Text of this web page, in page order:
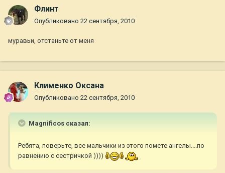
Флинт
Опубликовано 22 сентября, 2010
муравьи, отстаньте от меня
Клименко Оксана
Опубликовано 22 сентября, 2010
Magnificos сказал:
Ребята, поверьте, все мальчики из этого помете ангелы....по
равнению с сестричкой ))))